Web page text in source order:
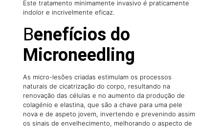
Este tratamento minimamente invasivo é praticamente
indolor e incrivelmente eficaz.
Benefícios do
Microneedling
As micro-lesões criadas estimulam os processos
naturais de cicatrização do corpo, resultando na
renovação das células e no aumento da produção de
colagénio e elastina, que são a chave para uma pele
nova e de aspeto jovem, invertendo e prevenindo assim
os sinais de envelhecimento, melhorando o aspecto de